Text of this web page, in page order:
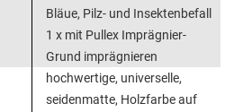
Bläue, Pilz- und Insektenbefall
1 x mit Pullex Imprägnier-
Grund imprägnieren
hochwertige, universelle,
seidenmatte, Holzfarbe auf